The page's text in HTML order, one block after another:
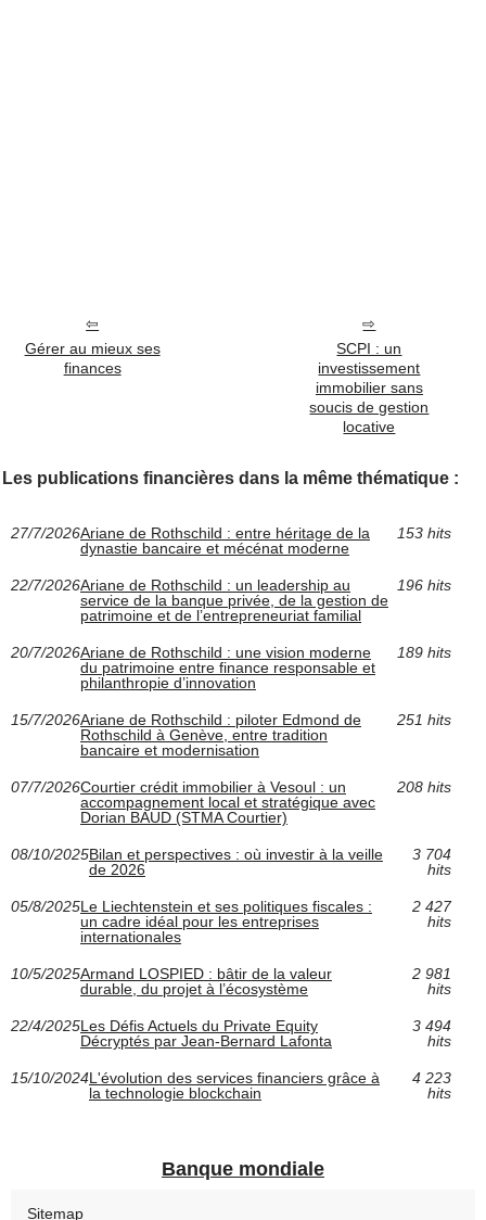
Gérer au mieux ses
finances
SCPI : un
investissement
immobilier sans
soucis de gestion
locative
Les publications financières dans la même thématique :
27/7/2026Ariane de Rothschild : entre héritage de la
dynastie bancaire et mécénat moderne
153 hits
22/7/2026Ariane de Rothschild : un leadership au
service de la banque privée, de la gestion de
patrimoine et de l’entrepreneuriat familial
196 hits
20/7/2026Ariane de Rothschild : une vision moderne
du patrimoine entre finance responsable et
philanthropie d’innovation
189 hits
15/7/2026Ariane de Rothschild : piloter Edmond de
Rothschild à Genève, entre tradition
bancaire et modernisation
251 hits
07/7/2026Courtier crédit immobilier à Vesoul : un
accompagnement local et stratégique avec
Dorian BAUD (STMA Courtier)
208 hits
08/10/2025Bilan et perspectives : où investir à la veille
de 2026
3 704
hits
05/8/2025Le Liechtenstein et ses politiques fiscales :
un cadre idéal pour les entreprises
internationales
2 427
hits
10/5/2025Armand LOSPIED : bâtir de la valeur
durable, du projet à l’écosystème
2 981
hits
22/4/2025Les Défis Actuels du Private Equity
Décryptés par Jean-Bernard Lafonta
3 494
hits
15/10/2024L'évolution des services financiers grâce à
la technologie blockchain
4 223
hits
Banque mondiale
Sitemap